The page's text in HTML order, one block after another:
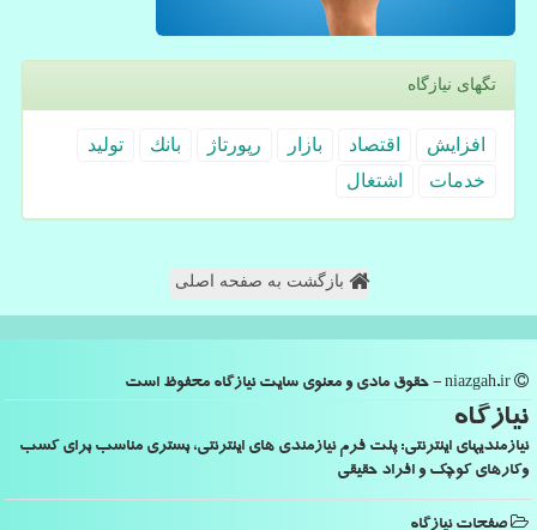
تگهای نیازگاه
افزایش اقتصاد بازار رپورتاژ بانك
تولید
خدمات
اشتغال
بازگشت به صفحه اصلی
نیازگاه
نیازمندیهای اینترنتی: پلت فرم نیازمندی های اینترنتی، بستری مناسب برای کسب
وکارهای کوچک و افراد حقیقی
صفحات نیازگاه